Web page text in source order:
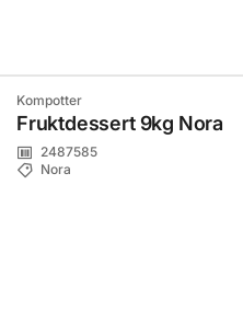
Kompotter
Fruktdessert 9kg Nora
2487585
Nora